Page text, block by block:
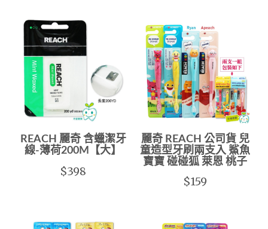
REACH 麗奇 含蠟潔牙
線-薄荷200M【大】
$398
麗奇 REACH 公司貨 兒
童造型牙刷兩支入 鯊魚
寶寶 碰碰狐 萊恩 桃子
$159